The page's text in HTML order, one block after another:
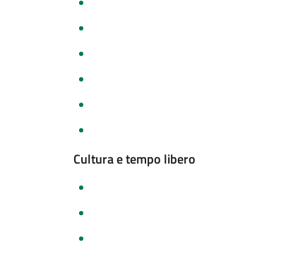
Cultura e tempo libero